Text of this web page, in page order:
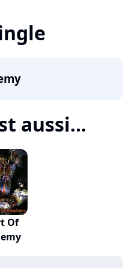
aussi...
Of